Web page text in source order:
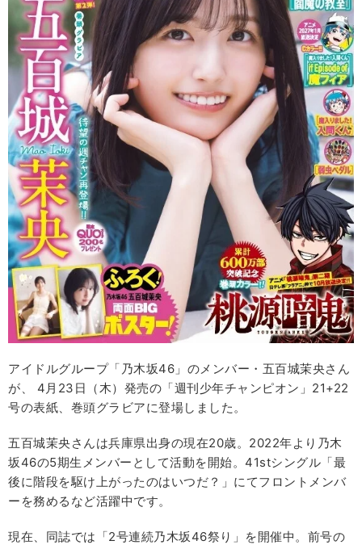
アイドルグループ「乃木坂46」のメンバー・五百城茉央さん
が、 4月23日（木）発売の「週刊少年チャンピオン」21+22
号の表紙、巻頭グラビアに登場しました。
五百城茉央さんは兵庫県出身の現在20歳。2022年より乃木
坂46の5期生メンバーとして活動を開始。41stシングル「最
後に階段を駆け上がったのはいつだ？」にてフロントメンバ
ーを務めるなど活躍中です。
現在、同誌では「2号連続乃木坂46祭り」を開催中。前号の